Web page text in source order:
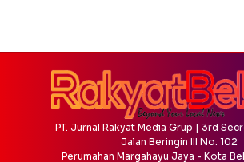
PT. Jurnal Rakyat Media Grup | 3rd
Jalan Beringin III No. 102
Perumahan Margahayu Jaya - Kota